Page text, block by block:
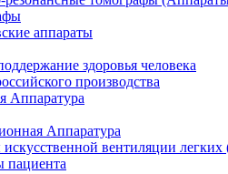
аппараты
здоровья человека
производства
Аппаратура
Аппаратура
вентиляции